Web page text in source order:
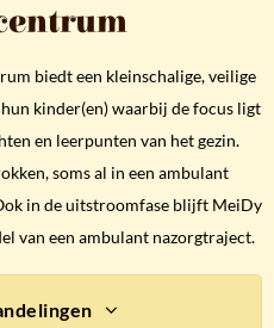
biedt een kleinschalige, veilige
hun kinder(en) waarbij de focus ligt
en leerpunten van het gezin.
soms al in een ambulant
in de uitstroomfase blijft MeiDy
van een ambulant nazorgtraject.